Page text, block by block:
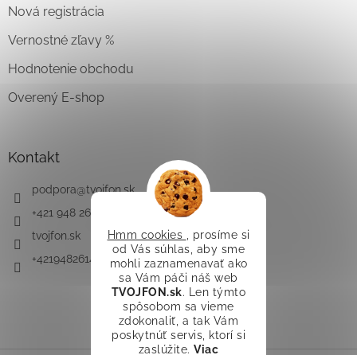
Hmm cookies
, prosíme si
od Vás súhlas, aby sme
mohli zaznamenavať ako
sa Vám páči náš web
TVOJFON.sk. Len týmto
spôsobom sa vieme
zdokonaliť, a tak Vám
poskytnúť servis, ktorí si
zaslúžite.Viac
Nová registrácia
Vernostné zľavy %
Hodnotenie obchodu
Overený E-shop
Kontakt
podpora@tvojfon.sk
+421 948 261 491
tvojfon.sk
+421948261491